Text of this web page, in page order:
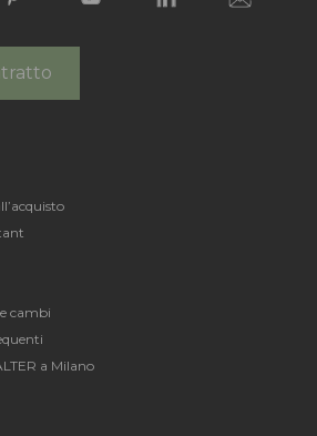
cambi
a Milano